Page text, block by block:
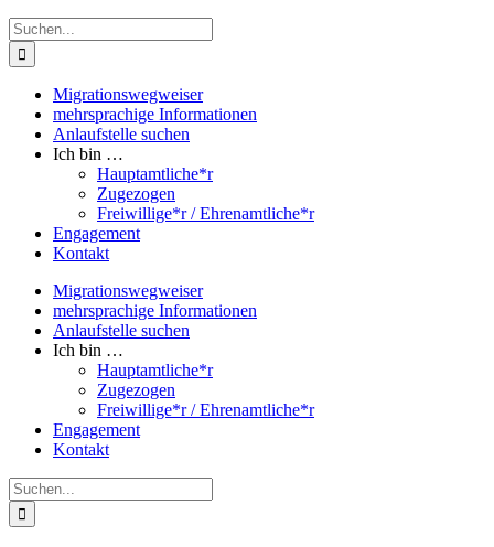
Suche
nach:
Migrationswegweiser
mehrsprachige Informationen
Anlaufstelle suchen
Ich bin …
Hauptamtliche*r
Zugezogen
Freiwillige*r / Ehrenamtliche*r
Engagement
Kontakt
Migrationswegweiser
mehrsprachige Informationen
Anlaufstelle suchen
Ich bin …
Hauptamtliche*r
Zugezogen
Freiwillige*r / Ehrenamtliche*r
Engagement
Kontakt
Suche
nach: